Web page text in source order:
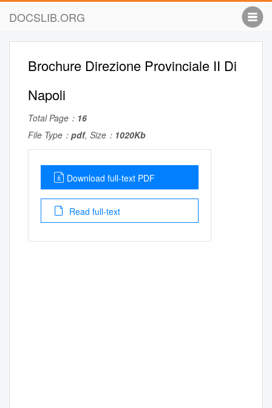
DOCSLIB.ORG
Brochure Direzione Provinciale II Di
Napoli
Total Page： 16
File Type： pdf, Size： 1020Kb
Download full-text PDF
Read full-text